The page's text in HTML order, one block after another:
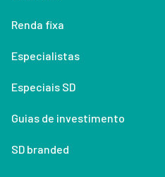
Renda fixa
Especialistas
Especiais SD
Guias de investimento
SD branded